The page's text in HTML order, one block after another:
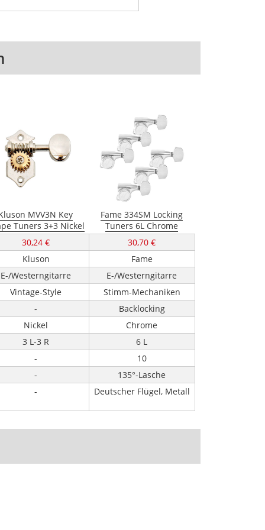
MVV3N Key
Tuners 3+3 Nickel
Fame 334SM Locking
Tuners 6L Chrome
30,24 €
30,70 €
Kluson
Fame
E-/Westerngitarre
E-/Westerngitarre
Vintage-Style
Stimm-Mechaniken
-
Backlocking
Nickel
Chrome
3 L-3 R
6 L
-
10
-
135°-Lasche
-
Deutscher Flügel, Metall